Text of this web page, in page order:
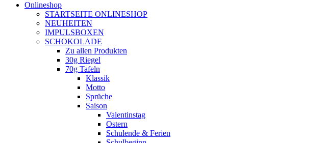
Onlineshop
STARTSEITE ONLINESHOP
NEUHEITEN
IMPULSBOXEN
SCHOKOLADE
Zu allen Produkten
30g Riegel
70g Tafeln
Klassik
Motto
Sprüche
Saison
Valentinstag
Ostern
Schulende & Ferien